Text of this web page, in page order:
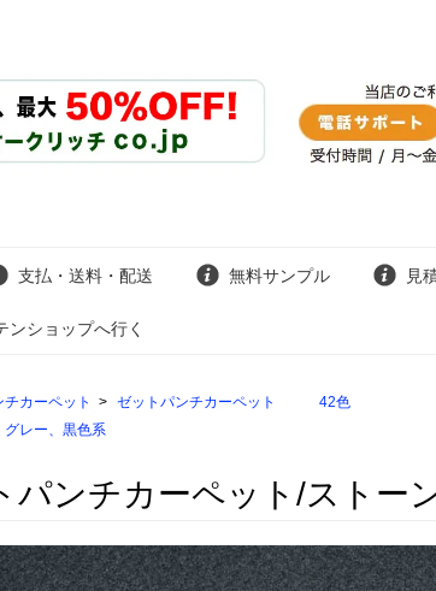
支払・送料・配送 無料サンプル 見
ンショップへ行く
チカーペット > ゼットパンチカーペット 42色
グレー、黒色系
パンチカーペット/ストー